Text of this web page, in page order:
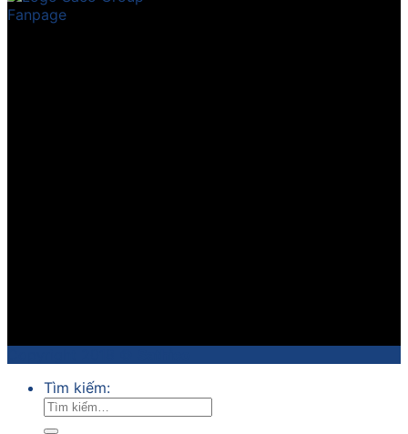
Fanpage
Tìm kiếm: